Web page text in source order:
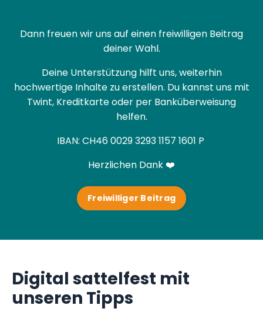
Dann freuen wir uns auf einen freiwilligen Beitrag
deiner Wahl.
Deine Unterstützung hilft uns, weiterhin
hochwertige Inhalte zu erstellen. Du kannst uns mit
Twint, Kreditkarte oder per Banküberweisung
helfen.
IBAN: CH46 0029 3293 1157 1601 P
Herzlichen Dank ❤️
Freiwilliger Beitrag
Digital sattelfest mit
unseren Tipps